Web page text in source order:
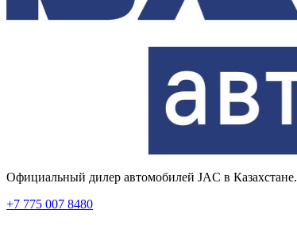
Официальный дилер автомобилей JAC в Казахстане.
+7 775 007 8480